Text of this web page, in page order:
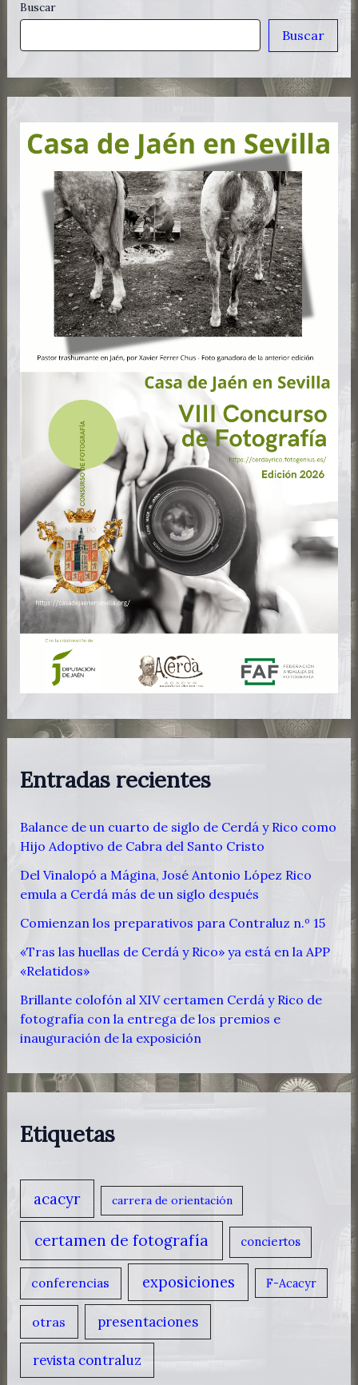
Buscar
Buscar
Entradas recientes
Balance de un cuarto de siglo de Cerdá y Rico como
Hijo Adoptivo de Cabra del Santo Cristo
Del Vinalopó a Mágina, José Antonio López Rico
emula a Cerdá más de un siglo después
Comienzan los preparativos para Contraluz n.º 15
«Tras las huellas de Cerdá y Rico» ya está en la APP
«Relatidos»
Brillante colofón al XIV certamen Cerdá y Rico de
fotografía con la entrega de los premios e
inauguración de la exposición
Etiquetas
acacyr carrera de orientación
certamen de fotografía conciertos
conferencias exposiciones F-Acacyr
otras presentaciones
revista contraluz